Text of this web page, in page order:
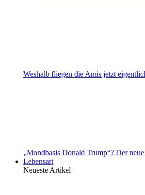
Weshalb fliegen die Amis jetzt
„Mondbasis Donald Trump“? Der
Lebensart
Neueste Artikel